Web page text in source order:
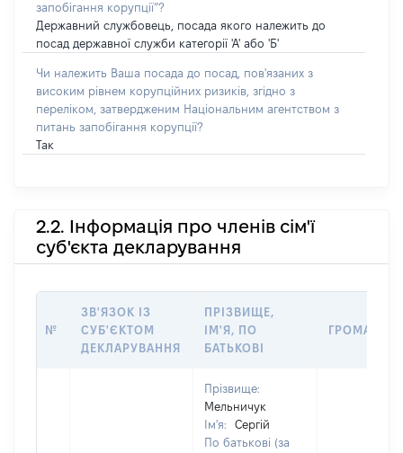
запобігання корупції”?
Державний службовець, посада якого належить до
посад державної служби категорії 'А' або 'Б'
Чи належить Ваша посада до посад, пов'язаних з
високим рівнем корупційних ризиків, згідно з
переліком, затвердженим Національним агентством з
питань запобігання корупції?
Так
2.2. Інформація про членів сім'ї
суб'єкта декларування
№
ЗВ'ЯЗОК ІЗ
СУБ'ЄКТОМ
ДЕКЛАРУВАННЯ
ПРІЗВИЩЕ,
ІМ'Я, ПО
БАТЬКОВІ
Прізвище:
Мельничук
Ім'я:
Сергій
По батькові (за